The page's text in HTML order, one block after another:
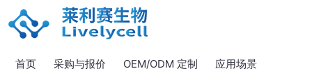
首页 采购与报价 OEM/ODM 定制 应用场景